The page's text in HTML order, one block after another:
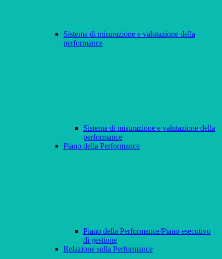
Sistema di misurazione e valutazione della
performance
Sistema di misurazione e valutazione della
performance
Piano della Performance
Piano della Performance/Piano esecutivo
di gestione
Relazione sulla Performance